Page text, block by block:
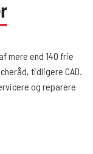
mere end 140 frie
tidligere CAD.
og reparere